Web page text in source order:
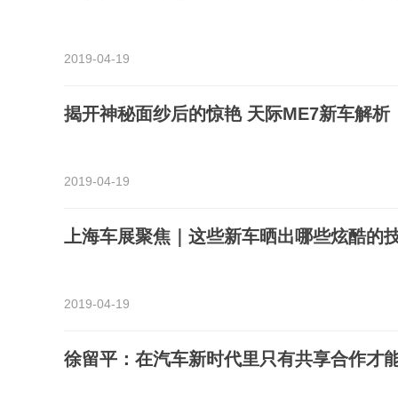
2019-04-19
揭开神秘面纱后的惊艳 天际ME7新车解析
2019-04-19
上海车展聚焦｜这些新车晒出哪些炫酷的
2019-04-19
徐留平：在汽车新时代里只有共享合作才